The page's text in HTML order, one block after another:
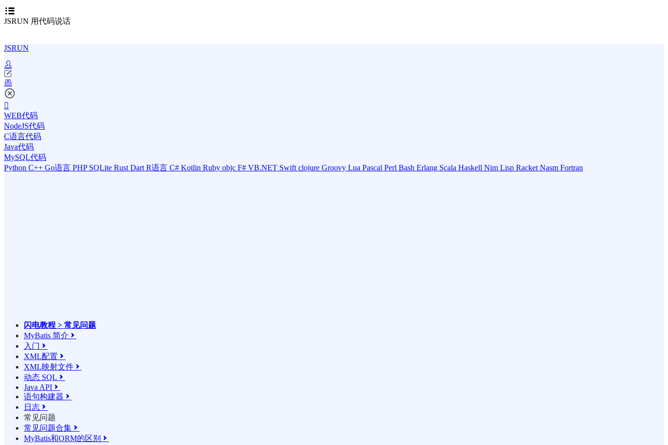
JSRUN 用代码说话
JSRUN
WEB代码
NodeJS代码
C语言代码
Java代码
MySQL代码
Python C++ Go语言 PHP SQLite Rust Dart R语言 C# Kotlin Ruby objc F# VB.NET Swift clojure Groovy Lua Pascal Perl Bash Erlang Scala Haskell Nim Lisp Racket Nasm Fortran
闪电教程 > 常见问题
MyBatis 简介 
入门 
XML配置 
XML映射文件 
动态 SQL 
Java API 
语句构建器 
日志 
常见问题
常见问题合集 
MyBatis和ORM的区别 